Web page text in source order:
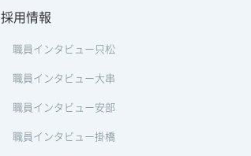
採用情報
職員インタビュー只松
職員インタビュー大串
職員インタビュー安部
職員インタビュー掛橋